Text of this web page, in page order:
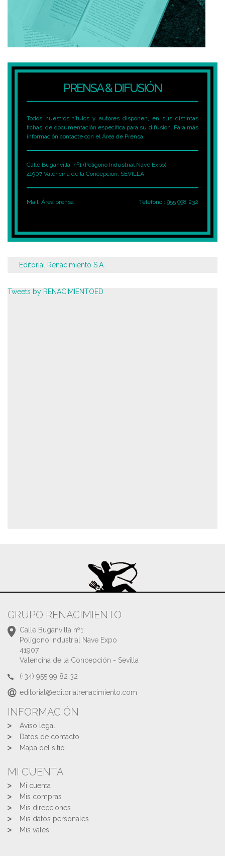
PRENSA & DIFUSIÓN
Todos nuestros títulos y autores disponen, en sus distintas
fichas, de documentación específica para su difusión. Para más
información contacte con el Área de Prensa.
Calle Buganvilla, nº1 (Polígono Industrial Nave Expo)
41907 Valencina de la Concepción, SEVILLA
Mail: Área prensa Teléfono.: 955 998 232
Editorial Renacimiento S.A.
Tweets by RENACIMIENTOED
GRUPO RENACIMIENTO
Calle Buganvilla nº1
Polígono Industrial Nave Expo
41907
Valencina de la Concepción - Sevilla
(+34) 955 99 82 32
editorial@editorialrenacimiento.com
INFORMACIÓN
Aviso legal
Datos de contacto
Mapa del sitio
MI CUENTA
Mi cuenta
Mis compras
Mis direcciones
Mis datos personales
Mis vales